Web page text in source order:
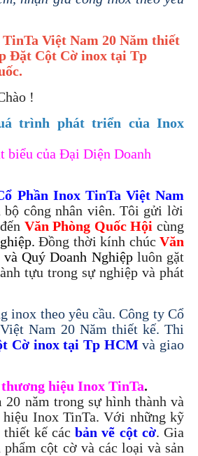
TinTa Việt Nam 20 Năm thiết
Đặt Cột Cờ inox tại Tp
!
trình phát triển của Inox
biểu của Đại Diện Doanh
Phần Inox TinTa Việt Nam
bộ công nhân viên. Tôi gửi lời
Văn Phòng Quốc Hội cùng
Đồng thời kính chúc Văn
và Quý Doanh Nghiệp luôn gặt
tựu trong sự nghiệp và phát
inox theo yêu cầu. Công ty Cổ
Nam 20 Năm thiết kế. Thi
Cờ inox tại Tp HCMvà giao
hiệu Inox TinTa.
năm trong sự hình thành và
Inox TinTa. Với những kỹ
thiết kế cácbản vẽ cột cờ. Gia
phẩm cột cờ và các loại và sản